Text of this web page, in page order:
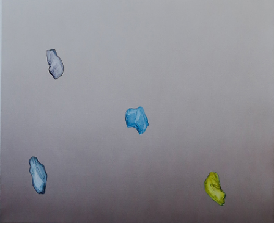
ART SHOP
ABOUT